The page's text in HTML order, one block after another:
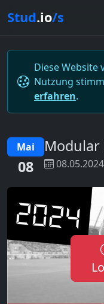
Stud.io/s
Diese Website
Nutzung
erfahren.
Mai
08
Modular
08.05.2024